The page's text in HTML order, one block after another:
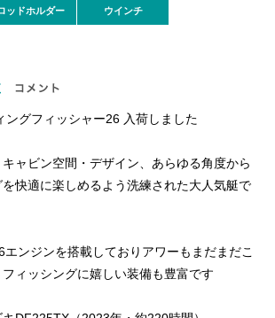
ッドホルダー ウインチ
ングフィッシャー26 入荷しました
ャビン空間・デザイン、あらゆる角度から
快適に楽しめるよう洗練された大人気艇で
エンジンを搭載しておりアワーもまだまだこ
ィッシングに嬉しい装備も豊富です